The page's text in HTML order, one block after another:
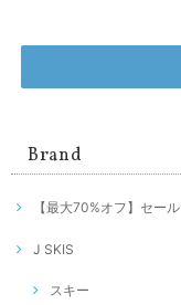
Brand
【最大70%オフ】セール
J SKIS
スキー